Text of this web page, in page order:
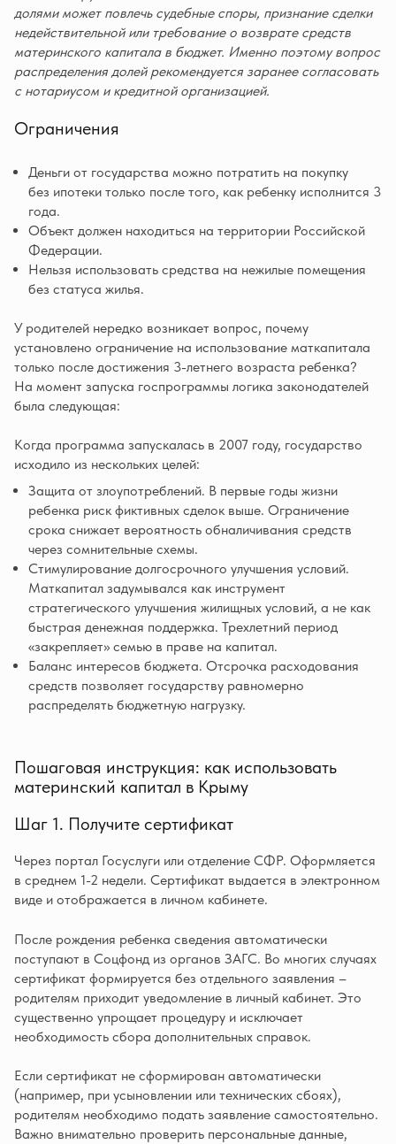
долями может повлечь судебные споры, признание сделки
недействительной или требование о возврате средств
материнского капитала в бюджет. Именно поэтому вопрос
распределения долей рекомендуется заранее согласовать
с нотариусом и кредитной организацией.
Ограничения
Деньги от государства можно потратить на покупку
без ипотеки только после того, как ребенку исполнится 3
года.
Объект должен находиться на территории Российской
Федерации.
Нельзя использовать средства на нежилые помещения
без статуса жилья.
У родителей нередко возникает вопрос, почему
установлено ограничение на использование маткапитала
только после достижения 3-летнего возраста ребенка?
На момент запуска госпрограммы логика законодателей
была следующая:
Когда программа запускалась в 2007 году, государство
исходило из нескольких целей:
Защита от злоупотреблений. В первые годы жизни
ребенка риск фиктивных сделок выше. Ограничение
срока снижает вероятность обналичивания средств
через сомнительные схемы.
Стимулирование долгосрочного улучшения условий.
Маткапитал задумывался как инструмент
стратегического улучшения жилищных условий, а не как
быстрая денежная поддержка. Трехлетний период
«закрепляет» семью в праве на капитал.
Баланс интересов бюджета. Отсрочка расходования
средств позволяет государству равномерно
распределять бюджетную нагрузку.
Пошаговая инструкция: как использовать
материнский капитал в Крыму
Шаг 1. Получите сертификат
Через портал Госуслуги или отделение СФР. Оформляется
в среднем 1-2 недели. Сертификат выдается в электронном
виде и отображается в личном кабинете.
После рождения ребенка сведения автоматически
поступают в Соцфонд из органов ЗАГС. Во многих случаях
сертификат формируется без отдельного заявления –
родителям приходит уведомление в личный кабинет. Это
существенно упрощает процедуру и исключает
необходимость сбора дополнительных справок.
Если сертификат не сформирован автоматически
(например, при усыновлении или технических сбоях),
родителям необходимо подать заявление самостоятельно.
Важно внимательно проверить персональные данные,